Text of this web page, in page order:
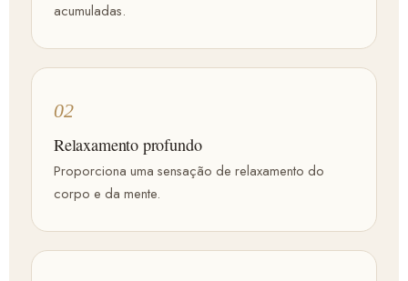
acumuladas.
02
Relaxamento profundo
Proporciona uma sensação de relaxamento do
corpo e da mente.